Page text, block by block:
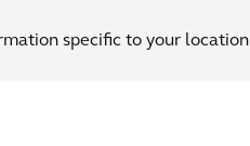
specific to your location